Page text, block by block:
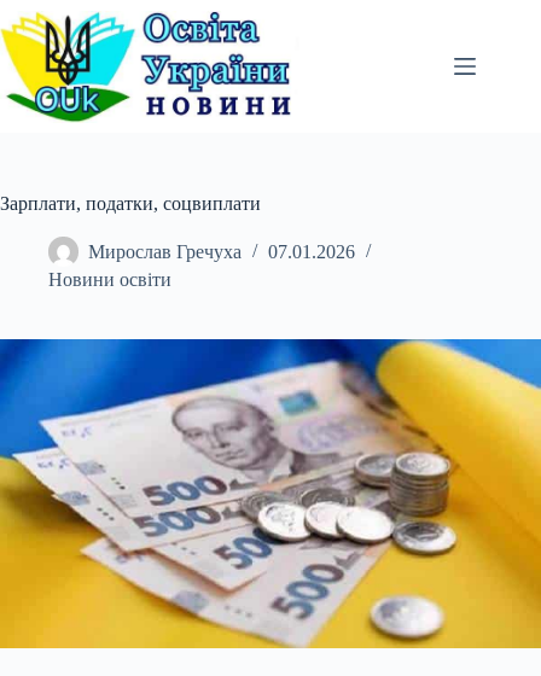
Перейти
до
вмісту
Зарплати, податки, соцвиплати
Мирослав Гречуха
07.01.2026
Новини освіти